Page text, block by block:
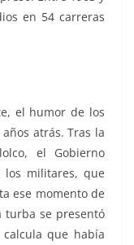
en 54 carreras
el humor de los
atrás. Tras la
el Gobierno
los militares, que
ese momento de
turba se presentó
que había